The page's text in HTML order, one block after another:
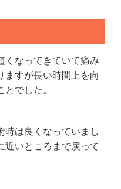
くなってきていて痛み
ますが長い時間上を向
でした。
時は良くなっていまし
近いところまで戻って